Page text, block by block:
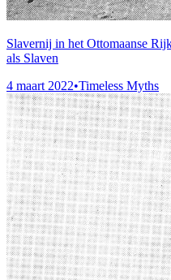
Slavernij in het Ottomaanse
als Slaven
4 maart 2022•Timeless Myths